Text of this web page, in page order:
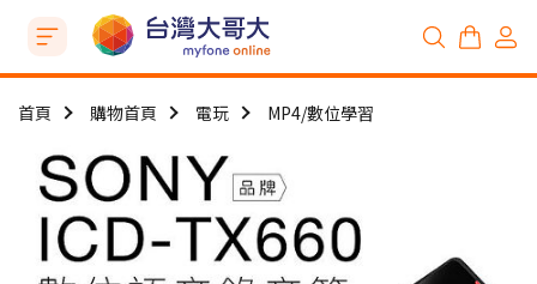
首頁 購物首頁 電玩 MP4/數位學習